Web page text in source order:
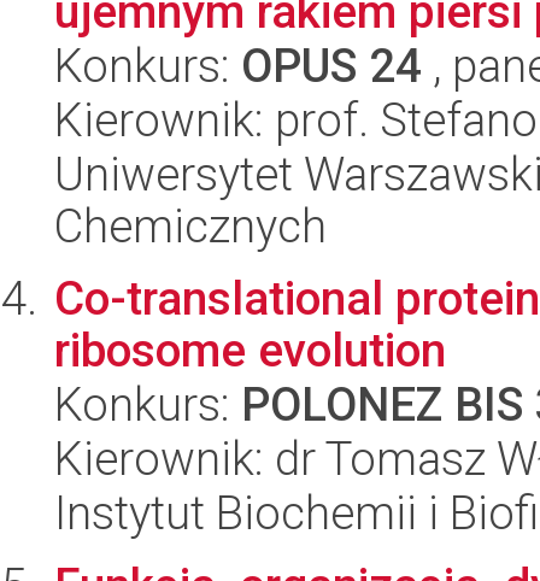
ujemnym rakiem piersi
Konkurs: OPUS 24 ,
Kierownik: prof.
Uniwersytet
Chemicznych
Co-translational
ribosome evolution
Konkurs: POLONEZ BIS
Kierownik: dr Tomasz
Instytut Biochemii i